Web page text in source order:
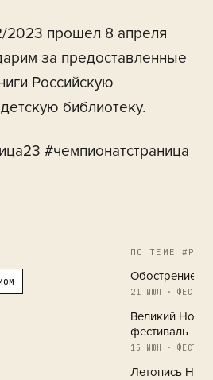
2023 прошел 8 апреля
за предоставленные
Российскую
библиотеку.
#чемпионатстраница
ПО ТЕМЕ
Обострение в
21 ИЮЛ ·
Великий
фестиваль
15 ИЮН ·
Летопись